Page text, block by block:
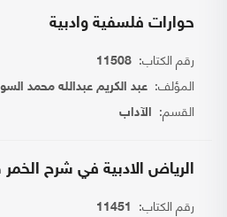
حوارات فلسفية وادبية
رقم الكتاب: 11508
المؤلف: عبد الكريم عبدالله محمد
القسم: الآداب
الرياض الادبية في شرح
رقم الكتاب: 11451